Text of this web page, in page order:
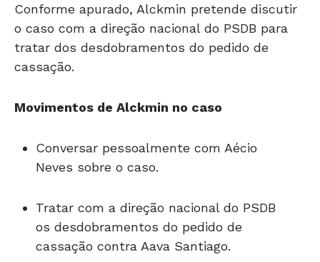
Conforme apurado, Alckmin pretende discutir
o caso com a direção nacional do PSDB para
tratar dos desdobramentos do pedido de
cassação.
Movimentos de Alckmin no caso
Conversar pessoalmente com Aécio
Neves sobre o caso.
Tratar com a direção nacional do PSDB
os desdobramentos do pedido de
cassação contra Aava Santiago.